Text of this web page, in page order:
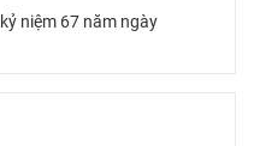
niệm 67 năm ngày